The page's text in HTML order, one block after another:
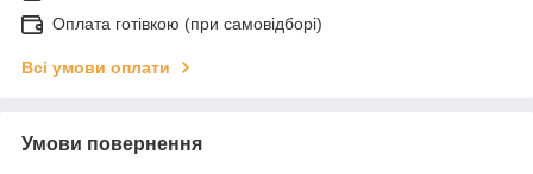
Оплата готівкою (при самовідборі)
Всі умови оплати
Умови повернення